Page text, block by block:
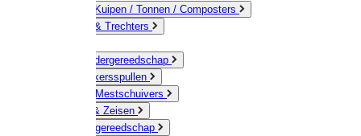
Emmers / Kuipen / Tonnen / Composters
Jerrycans & Trechters
Hand-/ Kindergereedschap
Stratenmakersspullen
Sneeuw- / Mestschuivers
Baggeren & Zeisen
Elektrisch gereedschap